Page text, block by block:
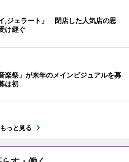
,ジェラート」 閉店した人気店の思
け継ぐ
楽祭」が来年のメインビジュアルを募
は初
もっと見る